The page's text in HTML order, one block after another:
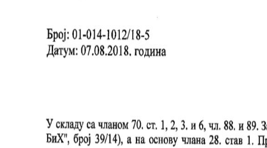
ПРИВРЕДА
Пољопривреда
ЦИВИЛНА ЗАШТИТА